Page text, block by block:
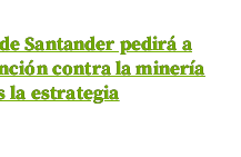
Santander pedirá a
contra la minería
la estrategia